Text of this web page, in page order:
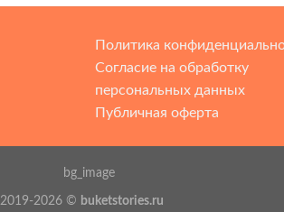
Политика
Согласие на обработку
персональных данных
Публичная оферта
2019-2026 © buketstories.ru